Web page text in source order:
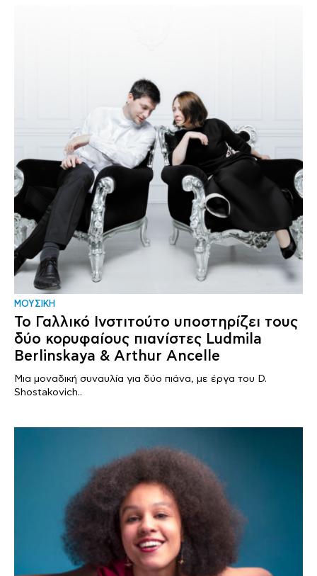
ΜΟΥΣΙΚΗ
Το Γαλλικό Ινστιτούτο υποστηρίζει τους
δύο κορυφαίους πιανίστες Ludmila
Berlinskaya & Arthur Ancelle
Μια μοναδική συναυλία για δύο πιάνα, με έργα του D.
Shostakovich..